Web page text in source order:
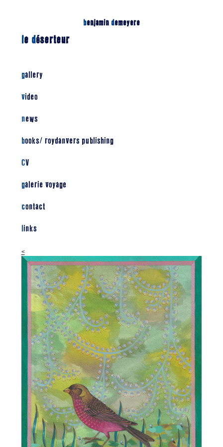
benjamin demeyere
le déserteur
gallery
video
news
books/ roydanvers publishing
CV
galerie voyage
contact
links
<